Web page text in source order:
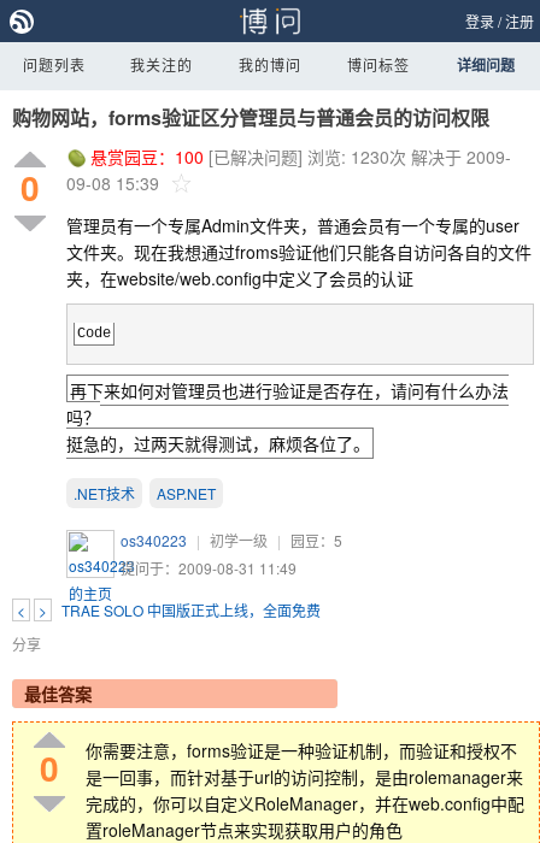
登录/注册
问题列表 我关注的 我的博问 博问标签 详细问题
购物网站，forms验证区分管理员与普通会员的访问权限
0
悬赏园豆： 100 [已解决问题] 浏览: 1230次 解决于 2009-
09-08 15:39
管理员有一个专属Admin文件夹，普通会员有一个专属的user
文件夹。现在我想通过froms验证他们只能各自访问各自的文件
夹，在website/web.config中定义了会员的认证
Code
再下来如何对管理员也进行验证是否存在，请问有什么办法
吗？
挺急的，过两天就得测试，麻烦各位了。
.NET技术 ASP.NET
os340223 | 初学一级 | 园豆： 5
提问于：2009-08-31 11:49
< >
TRAE SOLO 中国版正式上线，全面免费
分享
最佳答案
0
你需要注意，forms验证是一种验证机制，而验证和授权不
是一回事，而针对基于url的访问控制，是由rolemanager来
完成的，你可以自定义RoleManager，并在web.config中配
置roleManager节点来实现获取用户的角色